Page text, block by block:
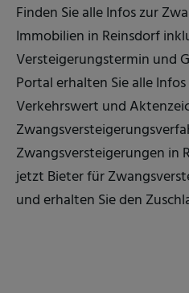
Finden Sie alle Infos zur
Immobilien in Reinsdorf
Versteigerungstermin und
Portal erhalten Sie alle
Verkehrswert und
Zwangsversteigerungen in
jetzt Bieter für
und erhalten Sie den